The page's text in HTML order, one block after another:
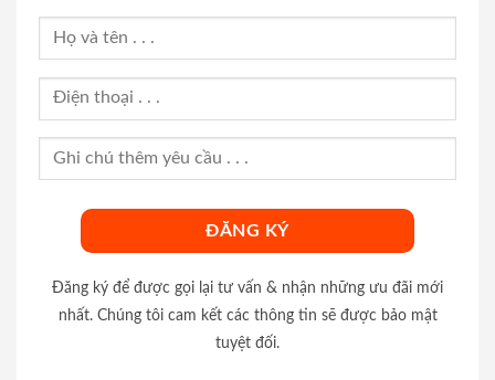
Đăng ký để được gọi lại tư vấn & nhận những ưu đãi mới
nhất. Chúng tôi cam kết các thông tin sẽ được bảo mật
tuyệt đối.